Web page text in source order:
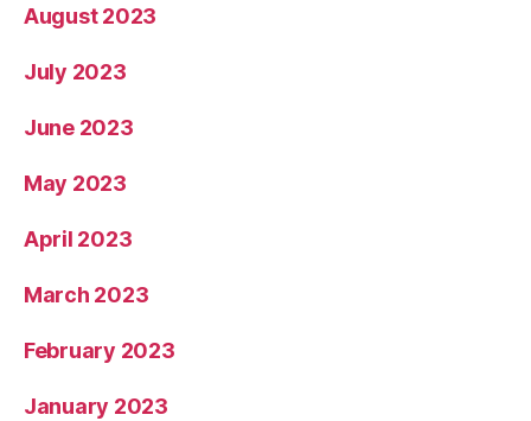
August 2023
July 2023
June 2023
May 2023
April 2023
March 2023
February 2023
January 2023